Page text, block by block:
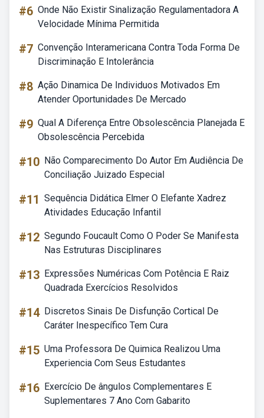
#6 Onde Não Existir Sinalização Regulamentadora A
Velocidade Mínima Permitida
#7 Convenção Interamericana Contra Toda Forma De
Discriminação E Intolerância
#8 Ação Dinamica De Individuos Motivados Em
Atender Oportunidades De Mercado
#9 Qual A Diferença Entre Obsolescência Planejada E
Obsolescência Percebida
#10 Não Comparecimento Do Autor Em Audiência De
Conciliação Juizado Especial
#11 Sequência Didática Elmer O Elefante Xadrez
Atividades Educação Infantil
#12 Segundo Foucault Como O Poder Se Manifesta
Nas Estruturas Disciplinares
#13 Expressões Numéricas Com Potência E Raiz
Quadrada Exercícios Resolvidos
#14 Discretos Sinais De Disfunção Cortical De
Caráter Inespecífico Tem Cura
#15 Uma Professora De Quimica Realizou Uma
Experiencia Com Seus Estudantes
#16 Exercício De ângulos Complementares E
Suplementares 7 Ano Com Gabarito